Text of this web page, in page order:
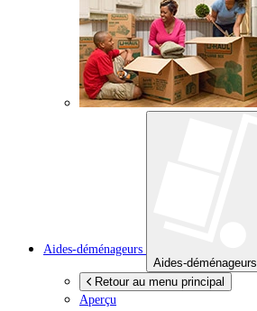
Aides-déménageurs
Aides-déménageurs
Retour au menu principal
Aperçu